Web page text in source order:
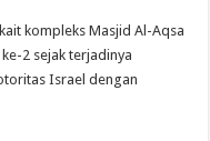
kompleks Masjid Al-Aqsa
2 sejak terjadinya
Israel dengan